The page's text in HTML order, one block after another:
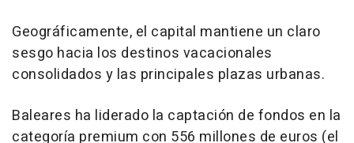
Geográficamente, el capital mantiene un claro
sesgo hacia los destinos vacacionales
consolidados y las principales plazas urbanas.
Baleares ha liderado la captación de fondos en la
categoría premium con 556 millones de euros (el